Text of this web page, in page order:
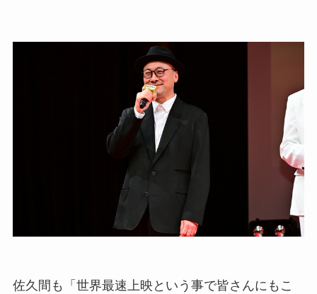
佐久間も「世界最速上映という事で皆さんにもこ